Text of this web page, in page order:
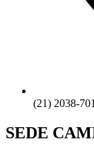
(21) 2038-
SEDE